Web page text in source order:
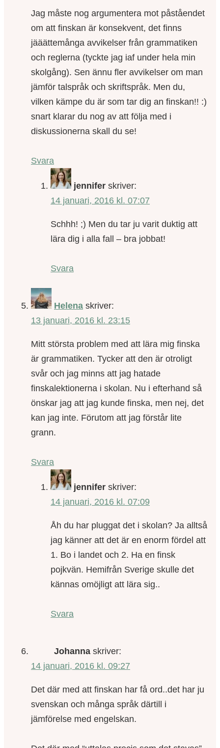
Jag måste nog argumentera mot påståendet
om att finskan är konsekvent, det finns
jääättemånga avvikelser från grammatiken
och reglerna (tyckte jag iaf under hela min
skolgång). Sen ännu fler avvikelser om man
jämför talspråk och skriftspråk. Men du,
vilken kämpe du är som tar dig an finskan!! :)
snart klarar du nog av att följa med i
diskussionerna skall du se!
Svara
jennifer skriver:
14 januari, 2016 kl. 07:07
Schhh! ;) Men du tar ju varit duktig att
lära dig i alla fall – bra jobbat!
Svara
Helena skriver:
13 januari, 2016 kl. 23:15
Mitt största problem med att lära mig finska
är grammatiken. Tycker att den är otroligt
svår och jag minns att jag hatade
finskalektionerna i skolan. Nu i efterhand så
önskar jag att jag kunde finska, men nej, det
kan jag inte. Förutom att jag förstår lite
grann.
Svara
jennifer skriver:
14 januari, 2016 kl. 07:09
Åh du har pluggat det i skolan? Ja alltså
jag känner att det är en enorm fördel att
1. Bo i landet och 2. Ha en finsk
pojkvän. Hemifrån Sverige skulle det
kännas omöjligt att lära sig..
Svara
Johanna skriver:
14 januari, 2016 kl. 09:27
Det där med att finskan har få ord..det har ju
svenskan och många språk därtill i
jämförelse med engelskan.